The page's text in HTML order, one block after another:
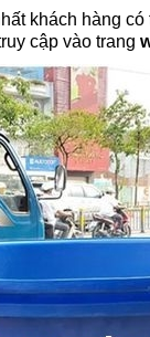
khách hàng
cập vào trang